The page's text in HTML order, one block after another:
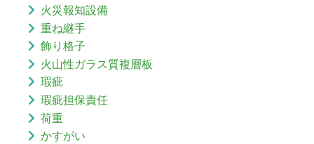
火災報知設備
重ね継手
飾り格子
火山性ガラス質複層板
瑕疵
瑕疵担保責任
荷重
かすがい